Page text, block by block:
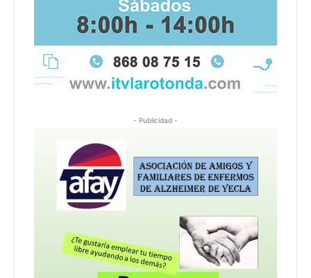
- Publicidad -